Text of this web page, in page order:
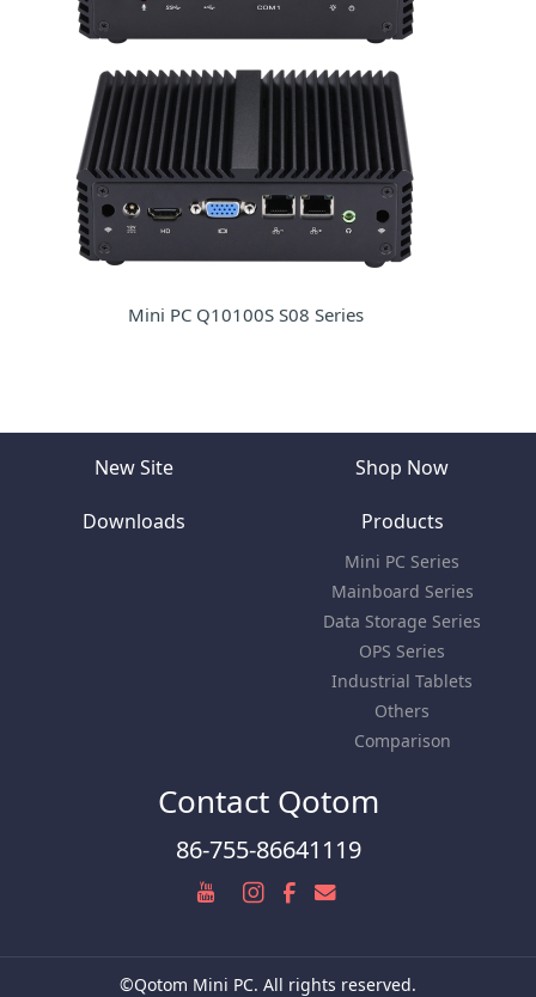
Mini PC Q10100S S08 Series
New Site Shop Now
Downloads Products
Mini PC Series
Mainboard Series
Data Storage Series
OPS Series
Industrial Tablets
Others
Comparison
Contact Qotom
86-755-86641119
©Qotom Mini PC. All rights reserved.